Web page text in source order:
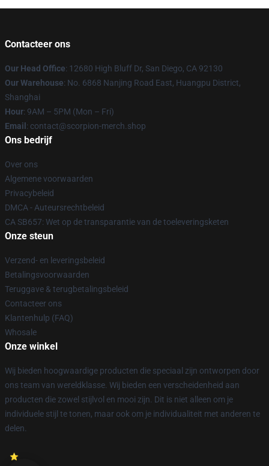
Contacteer ons
Our Head Office: 12680 High Bluff Dr, San Diego, CA 92130
Our Warehouse: No. 6868 Nanjing Road East, Huangpu District,
Shanghai
Hour: 9AM – 5PM (Mon – Fri)
Email : contact@scorpion-merch.shop
Ons bedrijf
Over ons
Algemene voorwaarden
Privacybeleid
DMCA - Auteursrechtbeleid
CA SB657: Wet op de transparantie van de toeleveringsketen
Onze steun
Verzend- en leveringsbeleid
Betalingsvoorwaarden
Teruggave & terugbetalingsbeleid
Contacteer ons
Klantenhulp (FAQ)
Whosale
Onze winkel
Wij bieden hoogwaardige producten die speciaal zijn ontworpen door
ons team van wereldklasse. Wij bieden een verscheidenheid aan
producten die zowel stijlvol en mooi zijn. Dit is niet alleen om je
individuele stijl te tonen, maar ook om je individualiteit met anderen te
delen.